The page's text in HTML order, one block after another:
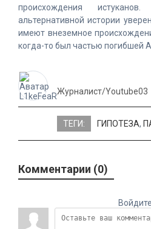
происхождения
альтернативной истории
имеют внеземное
когда-то был частью погибшей
Журналист/Youtube03
ТЕГИ: ГИПОТЕЗА,
Комментарии (0)